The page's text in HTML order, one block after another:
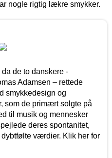
nogle rigtig lækre smykker.
de to danskere -
Adamsen – rettede
smykkedesign og
som de primært solgte på
til musik og mennesker
deres spontanitet,
værdier. Klik her for